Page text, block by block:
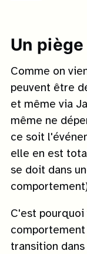
Un
Comme on
peuvent être
et même via
même ne
ce soit
elle en est
se doit dans
C'est pourquoi
transition